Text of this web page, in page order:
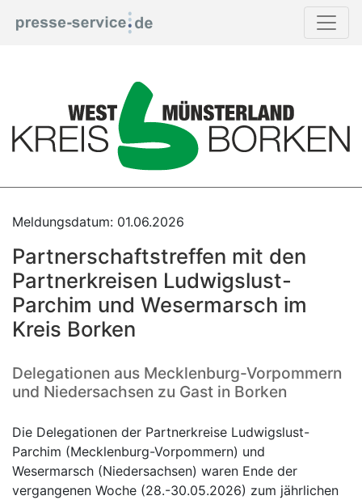
Meldungsdatum: 01.06.2026
Partnerschaftstreffen mit den
Partnerkreisen Ludwigslust-
Parchim und Wesermarsch im
Kreis Borken
Delegationen aus Mecklenburg-Vorpommern
und Niedersachsen zu Gast in Borken
Die Delegationen der Partnerkreise Ludwigslust-
Parchim (Mecklenburg-Vorpommern) und
Wesermarsch (Niedersachsen) waren Ende der
vergangenen Woche (28.-30.05.2026) zum jährlichen